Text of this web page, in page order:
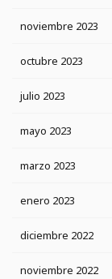
noviembre 2023
octubre 2023
julio 2023
mayo 2023
marzo 2023
enero 2023
diciembre 2022
noviembre 2022